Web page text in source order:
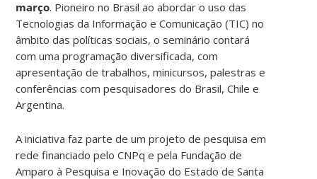
março. Pioneiro no Brasil ao abordar o uso das
Tecnologias da Informação e Comunicação (TIC) no
âmbito das políticas sociais, o seminário contará
com uma programação diversificada, com
apresentação de trabalhos, minicursos, palestras e
conferências com pesquisadores do Brasil, Chile e
Argentina.
A iniciativa faz parte de um projeto de pesquisa em
rede financiado pelo CNPq e pela Fundação de
Amparo à Pesquisa e Inovação do Estado de Santa